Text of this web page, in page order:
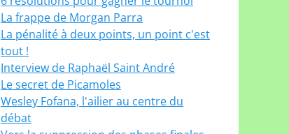
La frappe de Morgan Parra
La pénalité à deux points, un point c'est
tout !
Interview de Raphaël Saint André
Le secret de Picamoles
Wesley Fofana, l'ailier au centre du
débat